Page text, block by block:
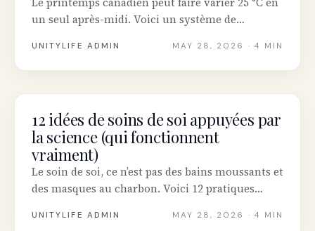
un seul après-midi. Voici un système de
randonnée, le vélo et le yoga extérieur — plus les
marques canadiennes qui valent leur prix.
UNITYLIFE ADMIN MAY 28, 2026 · 4 MIN
WELLNESS
12 idées de soins de soi appuyées par
la science (qui fonctionnent
vraiment)
Le soin de soi, ce n’est pas des bains moussants et
des masques au charbon. Voici 12 pratiques
bouger l’aiguille sur le stress, le sommeil et
UNITYLIFE ADMIN MAY 28, 2026 · 4 MIN